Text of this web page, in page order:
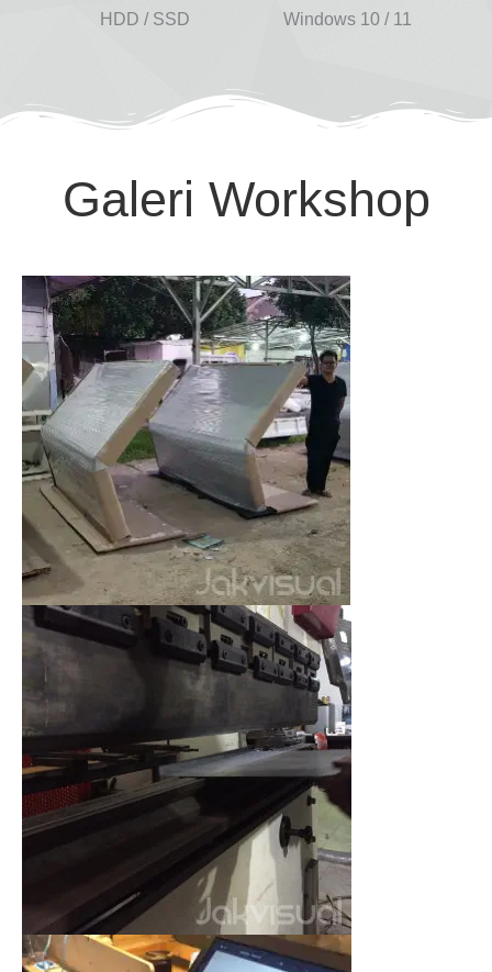
HDD / SSD Windows 10 / 11
Galeri Workshop